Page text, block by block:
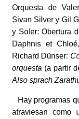
Orquesta de
Sivan Silver y Gil
y Soler: Obertura
Daphnis et
Richard Dünser:
orquesta (a partir
Also sprach
Hay programas
atraviesan como